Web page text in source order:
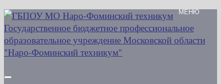
Перейти
к
содержимому